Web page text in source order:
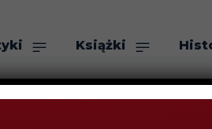
Książki